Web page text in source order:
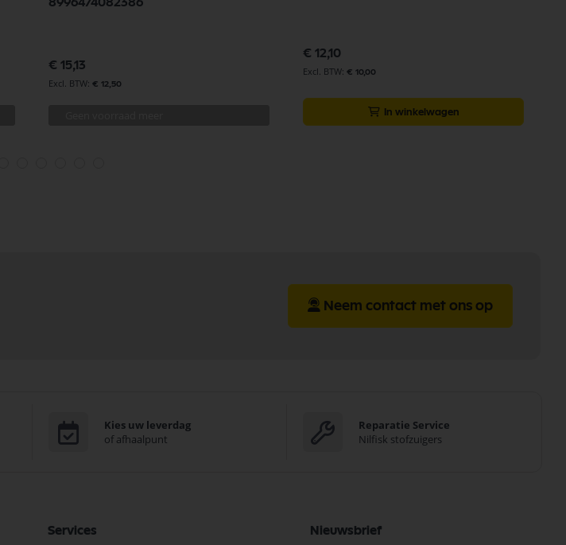
€ 15,13
€ 12,50
€ 12,10
€ 10,00
In winkelwagen
Neem contact met ons op
Kies uw leverdag
of afhaalpunt
Reparatie Service
Nilfisk stofzuigers
Services Nieuwsbrief